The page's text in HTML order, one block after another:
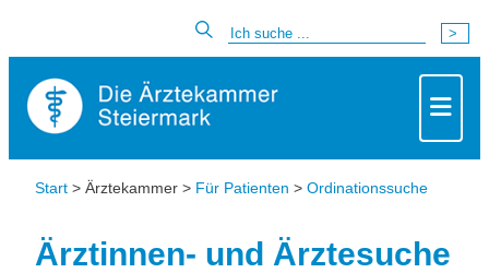
Start > Ärztekammer > Für Patienten > Ordinationssuche
Ärztinnen- und Ärztesuche